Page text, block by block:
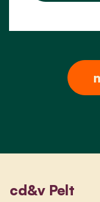
cd&v Pelt